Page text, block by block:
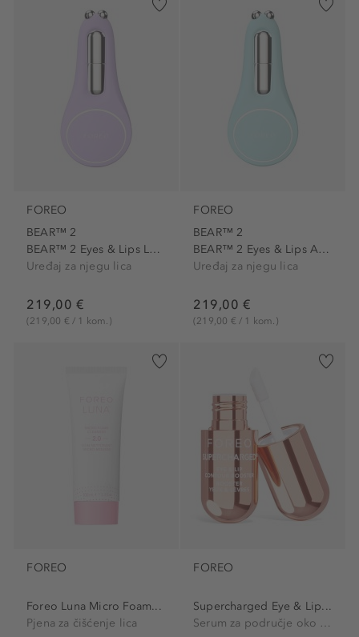
FOREO
BEAR™ 2
BEAR™ 2 Eyes & Lips Lavender
Uređaj za njegu lica
219,00 €
(219,00 € / 1 kom.)
FOREO
BEAR™ 2
BEAR™ 2 Eyes & Lips Arctic...
Uređaj za njegu lica
219,00 €
(219,00 € / 1 kom.)
FOREO
Foreo Luna Micro Foam...
Pjena za čišćenje lica
FOREO
Supercharged Eye & Lip...
Serum za područje oko očiju i usana